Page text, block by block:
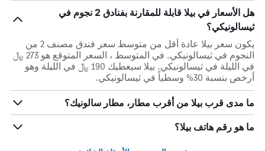
هل الأسعار في بيلا قابلة للمقارنة بفنادق 2 نجوم في
ثيسالونيكي؟
يكون سعر بيلا عادة أقل من متوسط ​​سعر فندق مصنف 2 من
النجوم في ثيسالونيكي. في المتوسط ، السعر المتوقع هو 273 ﷼
في الليلة في ثيسالونيكي. بيلا سيعطيك 190 ﷼ في الليلة وهو
أرخص بنسبة 30% وسطياً في ثيسالونيكي.
ما مدى قرب بيلا من أقرب مطار، مطار سالونيك؟
ما هو رقم هاتف بيلا؟